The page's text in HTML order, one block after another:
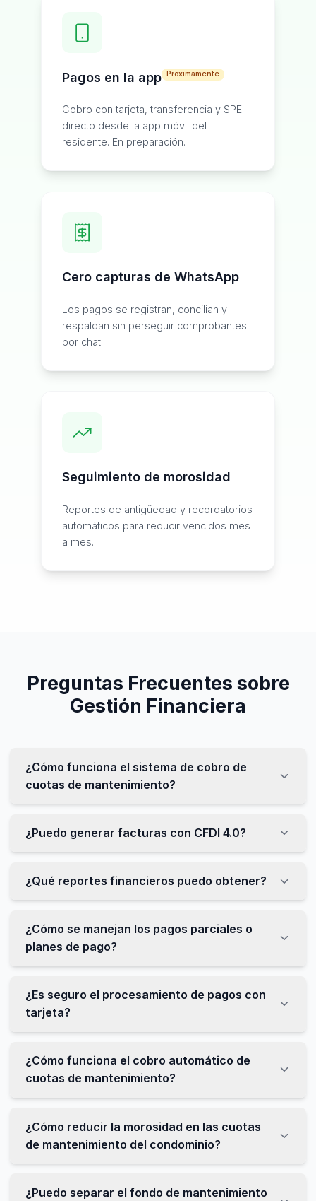
Pagos en la app Próximamente
Cobro con tarjeta, transferencia y SPEI
directo desde la app móvil del
residente. En preparación.
Cero capturas de WhatsApp
Los pagos se registran, concilian y
respaldan sin perseguir comprobantes
por chat.
Seguimiento de morosidad
Reportes de antigüedad y recordatorios
automáticos para reducir vencidos mes
a mes.
Preguntas Frecuentes sobre
Gestión Financiera
¿Cómo funciona el sistema de cobro de
cuotas de mantenimiento?
¿Puedo generar facturas con CFDI 4.0?
¿Qué reportes financieros puedo obtener?
¿Cómo se manejan los pagos parciales o
planes de pago?
¿Es seguro el procesamiento de pagos con
tarjeta?
¿Cómo funciona el cobro automático de
cuotas de mantenimiento?
¿Cómo reducir la morosidad en las cuotas
de mantenimiento del condominio?
¿Puedo separar el fondo de mantenimiento